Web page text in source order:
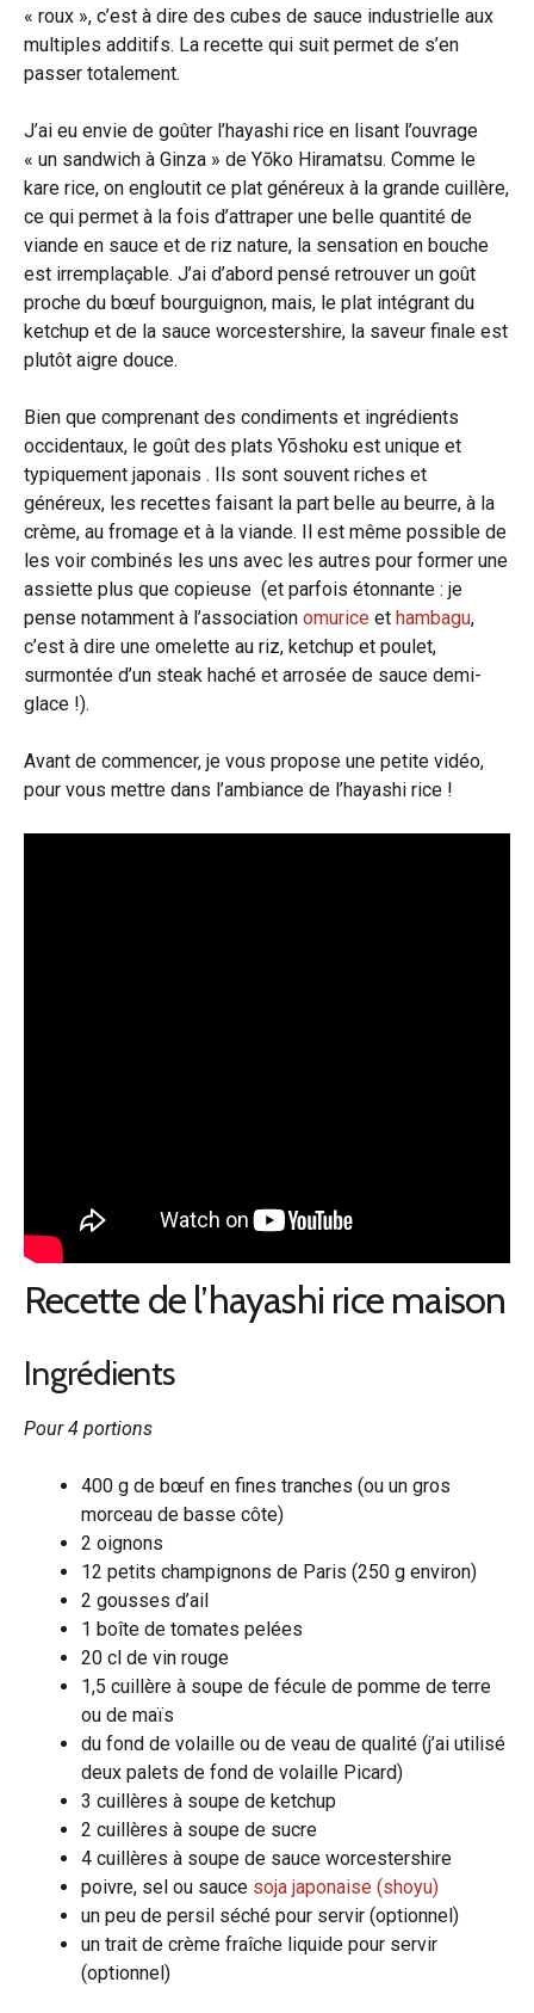
« roux », c’est à dire des cubes de sauce industrielle aux
multiples additifs. La recette qui suit permet de s’en
passer totalement.
J’ai eu envie de goûter l’hayashi rice en lisant l’ouvrage
« un sandwich à Ginza » de Yōko Hiramatsu. Comme le
kare rice, on engloutit ce plat généreux à la grande cuillère,
ce qui permet à la fois d’attraper une belle quantité de
viande en sauce et de riz nature, la sensation en bouche
est irremplaçable. J’ai d’abord pensé retrouver un goût
proche du bœuf bourguignon, mais, le plat intégrant du
ketchup et de la sauce worcestershire, la saveur finale est
plutôt aigre douce.
Bien que comprenant des condiments et ingrédients
occidentaux, le goût des plats Yõshoku est unique et
typiquement japonais . Ils sont souvent riches et
généreux, les recettes faisant la part belle au beurre, à la
crème, au fromage et à la viande. Il est même possible de
les voir combinés les uns avec les autres pour former une
assiette plus que copieuse (et parfois étonnante : je
pense notamment à l’association omurice et hambagu,
c’est à dire une omelette au riz, ketchup et poulet,
surmontée d’un steak haché et arrosée de sauce demi-
glace !).
Avant de commencer, je vous propose une petite vidéo,
pour vous mettre dans l’ambiance de l’hayashi rice !
Recette de l’hayashi rice maison
Ingrédients
Pour 4 portions
400 g de bœuf en fines tranches (ou un gros
morceau de basse côte)
2 oignons
12 petits champignons de Paris (250 g environ)
2 gousses d’ail
1 boîte de tomates pelées
20 cl de vin rouge
1,5 cuillère à soupe de fécule de pomme de terre
ou de maïs
du fond de volaille ou de veau de qualité (j’ai utilisé
deux palets de fond de volaille Picard)
3 cuillères à soupe de ketchup
2 cuillères à soupe de sucre
4 cuillères à soupe de sauce worcestershire
poivre, sel ou sauce soja japonaise (shoyu)
un peu de persil séché pour servir (optionnel)
un trait de crème fraîche liquide pour servir
(optionnel)